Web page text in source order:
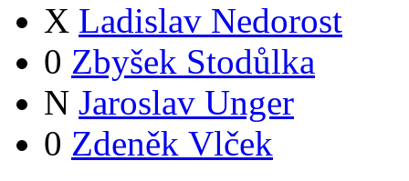
X Ladislav Nedorost
0 Zbyšek Stodůlka
N Jaroslav Unger
0 Zdeněk Vlček